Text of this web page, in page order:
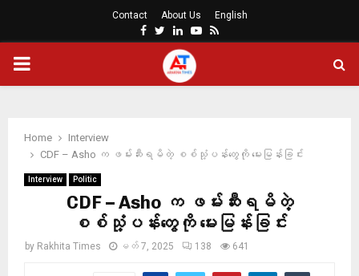
Contact About Us English
Facebook
Twitter
LinkedinYoutube
Rss
PRIMARY
Home
Interview
CDF – Asho က ဖမ်းဆီးရမိတဲ့ စစ်သုံ့ပန်းတွေကို မေးမြန်းခြင်း
Interview Politic
CDF – Asho က ဖမ်းဆီးရမိတဲ့
စစ်သုံ့ပန်းတွေကို မေးမြန်းခြင်း
by Rakhita Times မတ် 7, 2025 138 641